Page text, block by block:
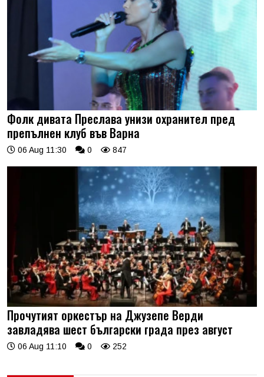
Фолк дивата Преслава унизи охранител пред
препълнен клуб във Варна
06 Aug 11:30 0 847
Прочутият оркестър на Джузепе Верди
завладява шест български града през август
06 Aug 11:10 0 252